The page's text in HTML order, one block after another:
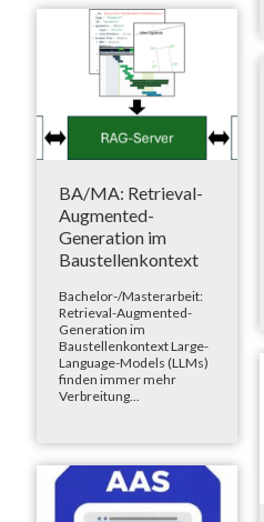
BA/MA: Retrieval-
Augmented-
Generation im
Baustellenkontext
Bachelor-/Masterarbeit:
Retrieval-Augmented-
Generation im
Baustellenkontext Large-
Language-Models (LLMs)
finden immer mehr
Verbreitung...